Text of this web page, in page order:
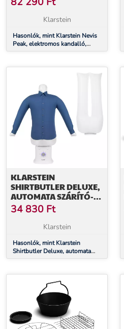
FUNKCIÓ,
TÁVIRÁNYÍTÓ
Klarstein
Hasonlók, mint Klarstein Nevis
Peak, elektromos kandalló,
1800 W, 10 - 30 °C fűtési
KLARSTEIN
SHIRTBUTLER DELUXE,
AUTOMATA SZÁRÍTÓ-
ÉS VASALÓGÉP INGRE,
1250 W
34 830 Ft
Klarstein
Hasonlók, mint Klarstein
Shirtbutler Deluxe, automata
szárító- és vasalógép ingre,